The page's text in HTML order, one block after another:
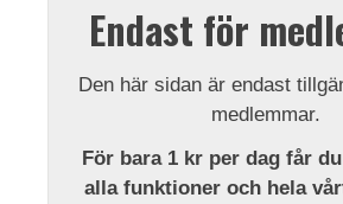
Endast för
Den här sidan är endast
medlemmar.
För bara 1 kr per dag får
alla funktioner och hela